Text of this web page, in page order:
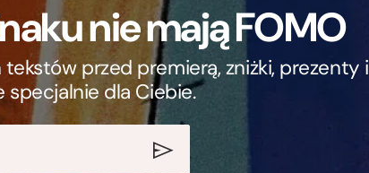
nie mają FOMO
przed premierą, zniżki, prezenty i
dla Ciebie.